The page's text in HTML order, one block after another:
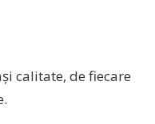
calitate, de fiecare